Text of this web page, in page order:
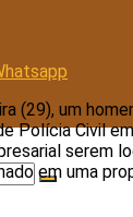
(29), um
Polícia Civil
serem
em uma